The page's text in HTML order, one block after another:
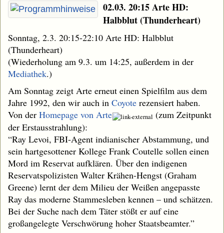
02.03. 20:15 Arte HD:
Halbblut (Thunderheart)
Sonntag, 2.3. 20:15-22:10 Arte HD: Halbblut
(Thunderheart)
(Wiederholung am 9.3. um 14:25, außerdem in der
Mediathek.)
Am Sonntag zeigt Arte erneut einen Spielfilm aus dem
Jahre 1992, den wir auch in Coyote rezensiert haben.
Von der Homepage von Arte
(zum Zeitpunkt
der Erstausstrahlung):
“Ray Levoi, FBI-Agent indianischer Abstammung, und
sein hartgesottener Kollege Frank Coutelle sollen einen
Mord im Reservat aufklären. Über den indigenen
Reservatspolizisten Walter Krähen-Hengst (Graham
Greene) lernt der dem Milieu der Weißen angepasste
Ray das moderne Stammesleben kennen – und schätzen.
Bei der Suche nach dem Täter stößt er auf eine
großangelegte Verschwörung hoher Staatsbeamter.”